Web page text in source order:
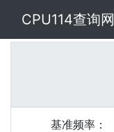
CPU114查询网
基准频率：